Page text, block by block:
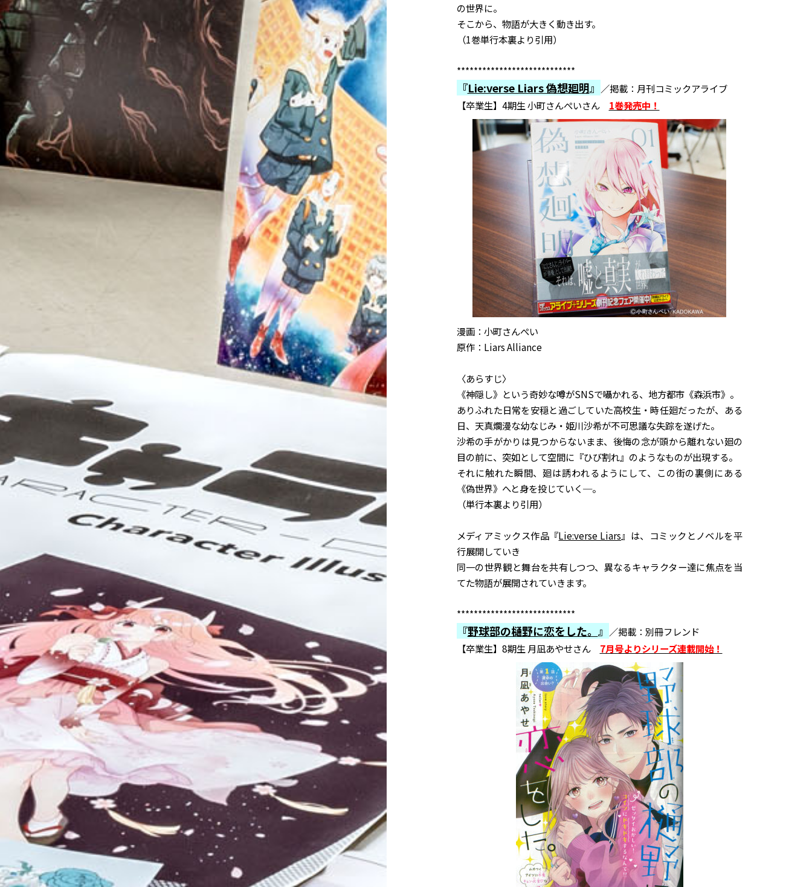
の世界に。
そこから、物語が大きく動き出す。
（1巻単行本裏より引用）
****************************
『Lie:verse Liars 偽想廻明』 ／掲載：月刊コミックアライブ
【卒業生】4期生 小町さんぺいさん 1巻発売中！
漫画：小町さんぺい
原作：Liars Alliance
〈あらすじ〉
《神隠し》という奇妙な噂がSNSで囁かれる、地方都市《森浜市》。
ありふれた日常を安穏と過ごしていた高校生・時任廻だったが、ある
日、天真爛漫な幼なじみ・姫川沙希が不可思議な失踪を遂げた。
沙希の手がかりは見つからないまま、後悔の念が頭から離れない廻の
目の前に、突如として空間に『ひび割れ』のようなものが出現する。
それに触れた瞬間、廻は誘われるようにして、この街の裏側にある
《偽世界》へと身を投じていく─。
（単行本裏より引用）
メディアミックス作品『Lie:verse Liars』は、コミックとノベルを平
行展開していき
同一の世界観と舞台を共有しつつ、異なるキャラクター達に焦点を当
てた物語が展開されていきます。
****************************
『野球部の樋野に恋をした。 』 ／掲載：別冊フレンド
【卒業生】8期生 月凪あやせさん 7月号よりシリーズ連載開始！